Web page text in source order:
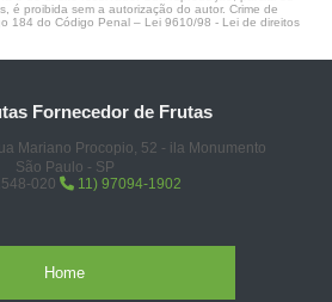
é proibida sem a autorização do autor. Crime de
184 do Código Penal – Lei 9610/98 - Lei de direitos
Fornecedor de Frutas
Mariano Procopio, 52 - ila Monumento
São Paulo - SP
020
11) 97094-1902
Home